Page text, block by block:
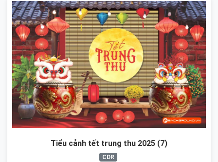
Tiểu cảnh tết trung thu 2025 (7)
CDR